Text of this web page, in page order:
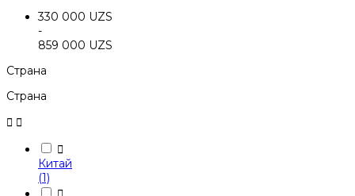
330 000 UZS
-
859 000 UZS
Страна
Страна
 

Китай
(1)